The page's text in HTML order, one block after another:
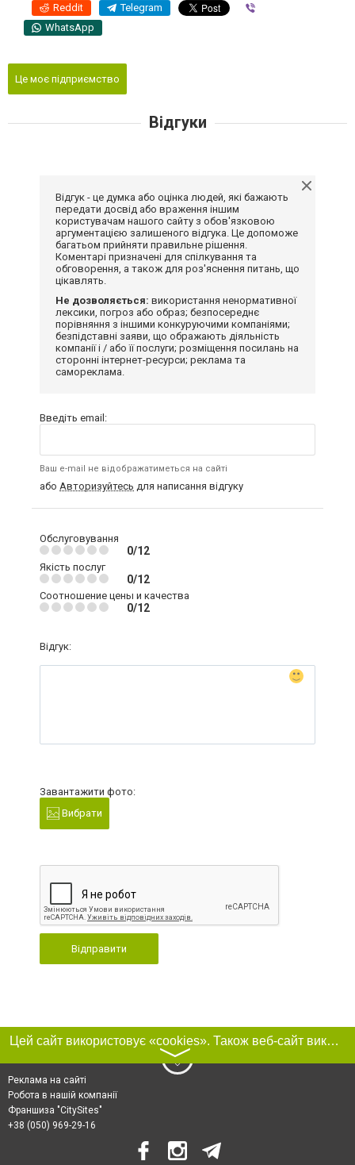
Reddit Telegram
WhatsApp
Це моє підприємство
Відгуки
Відгук - це думка або оцінка людей, які бажають
передати досвід або враження іншим
користувачам нашого сайту з обов'язковою
аргументацією залишеного відгука. Це допоможе
багатьом прийняти правильне рішення.
Коментарі призначені для спілкування та
обговорення, а також для роз'яснення питань, що
цікавлять.
Не дозволяється: використання ненормативної
лексики, погроз або образ; безпосереднє
порівняння з іншими конкуруючими компаніями;
безпідставні заяви, що ображають діяльність
компанії і / або її послуги; розміщення посилань на
сторонні інтернет-ресурси; реклама та
самореклама.
Введіть email:
Ваш e-mail не відображатиметься на сайті
або Авторизуйтесь для написання відгуку
Обслуговування
0/12
Якість послуг
0/12
Соотношение цены и качества
0/12
Відгук:
Завантажити фото:
Вибрати
Відправити
Цей сайт використовує «cookies». Також веб-сайт використовує інтернет-сервіс для збору технічних даних стосовно відвідувачів з метою отримання маркетингової та статистичної інформації. Умови обробки даних відвідувачів сайту див.
〉
Реклама на сайті
Робота в нашій компанії
Франшиза "CitySites"
+38 (050) 969-29-16